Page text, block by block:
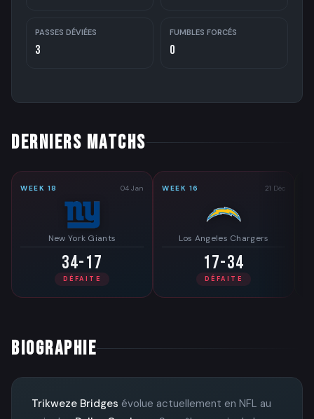
PASSES DÉVIÉES
3
FUMBLES FORCÉS
0
DERNIERS MATCHS
WEEK 18 04 Jan
New York Giants
34-17
DÉFAITE
WEEK 16 21 Déc
Los Angeles Chargers
17-34
DÉFAITE
BIOGRAPHIE
Trikweze Bridges évolue actuellement en NFL au